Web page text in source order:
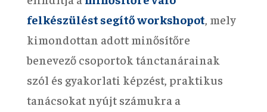
felkészülést segítő workshopot, mely
kimondottan adott minősítőre
benevező csoportok tánctanárainak
szól és gyakorlati képzést, praktikus
tanácsokat nyújt számukra a